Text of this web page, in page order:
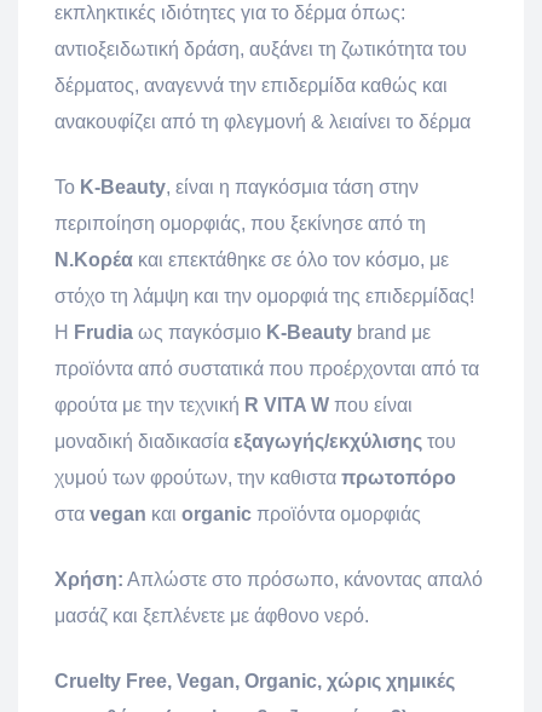
εκπληκτικές ιδιότητες για το δέρμα όπως:
αντιοξειδωτική δράση, αυξάνει τη ζωτικότητα του
δέρματος, αναγεννά την επιδερμίδα καθώς και
ανακουφίζει από τη φλεγμονή & λειαίνει το δέρμα
Το K-Beauty, είναι η παγκόσμια τάση στην
περιποίηση ομορφιάς, που ξεκίνησε από τη
Ν.Κορέα και επεκτάθηκε σε όλο τον κόσμο, με
στόχο τη λάμψη και την ομορφιά της επιδερμίδας!
Η Frudia ως παγκόσμιο K-Beauty brand με
προϊόντα από συστατικά που προέρχονται από τα
φρούτα με την τεχνική R VITA W που είναι
μοναδική διαδικασία εξαγωγής/εκχύλισης του
χυμού των φρούτων, την καθιστα πρωτοπόρο
στα vegan και organic προϊόντα ομορφιάς
Χρήση: Απλώστε στο πρόσωπο, κάνοντας απαλό
μασάζ και ξεπλένετε με άφθονο νερό.
Cruelty Free, Vegan, Organic, χώρις χημικές